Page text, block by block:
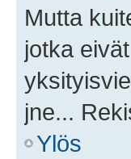
Mutta
jotka
jne...
Ylös